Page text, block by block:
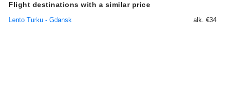
Flight destinations with a similar price
Lento Turku - Gdansk alk. €34